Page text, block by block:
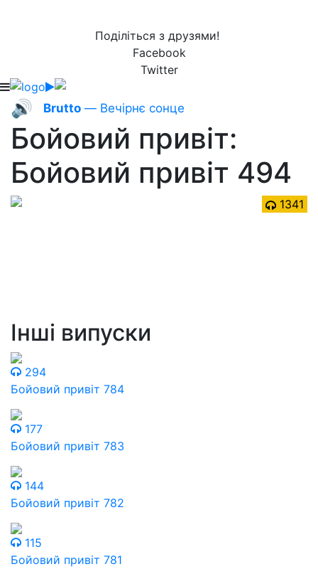
Поділіться з друзями!
Facebook
Twitter
🔊 Brutto — Вечірнє сонце
Бойовий привіт:
Бойовий привіт 494
1341
Інші випуски
294
Бойовий привіт 784
177
Бойовий привіт 783
144
Бойовий привіт 782
115
Бойовий привіт 781